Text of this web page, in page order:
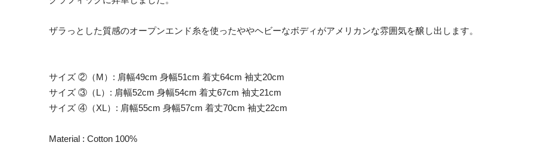
ザラっとした質感のオープンエンド糸を使ったややヘビーなボディがアメリカンな雰囲気を醸し出します。
サイズ ②（M）: 肩幅49cm 身幅51cm 着丈64cm 袖丈20cm
サイズ ③（L）: 肩幅52cm 身幅54cm 着丈67cm 袖丈21cm
サイズ ④（XL）: 肩幅55cm 身幅57cm 着丈70cm 袖丈22cm
Material : Cotton 100%